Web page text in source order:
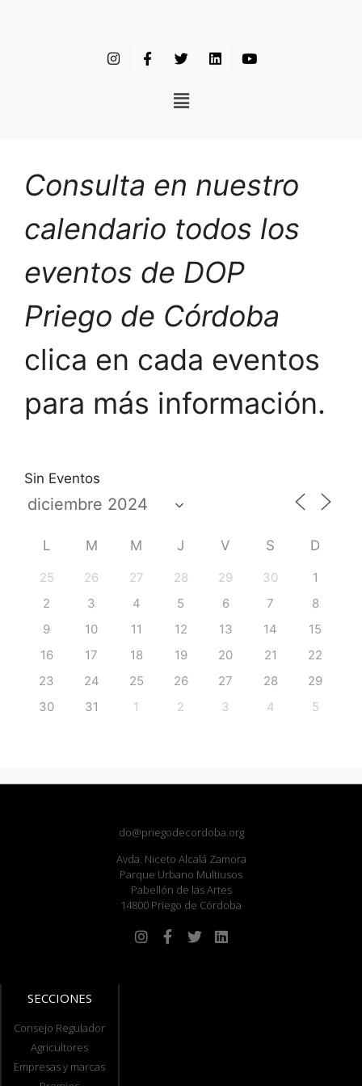
Consulta en nuestro
calendario todos los
eventos de DOP
Priego de Córdoba
clica en cada eventos
para más información.
Sin Eventos
L M M J V S D
25 26 27 28 29 30
1
2
3 4 5 6 7
8
9
10 11 12 13 14
15
16
17 18 19 20 21
22
23
24 25 26 27 28
29
30
31 1 2 3 4 5
do@priegodecordoba.org
Avda. Niceto Alcalá Zamora
Parque Urbano Multiusos
Pabellón de las Artes
14800 Priego de Córdoba
SECCIONES
Consejo Regulador
Agricultores
Empresas y marcas